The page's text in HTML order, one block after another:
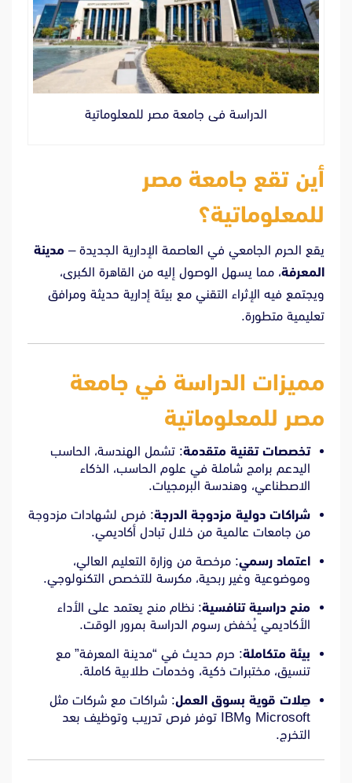
الدراسة فى جامعة مصر للمعلوماتية
أين تقع جامعة مصر
للمعلوماتية؟
يقع الحرم الجامعي في العاصمة الإدارية الجديدة – مدينة
المعرفة، مما يسهل الوصول إليه من القاهرة الكبرى،
ويجتمع فيه الإثراء التقني مع بيئة إدارية حديثة ومرافق
تعليمية متطورة.
مميزات الدراسة في جامعة
مصر للمعلوماتية
تخصصات تقنية متقدمة: تشمل الهندسة، الحاسب
اليدعم برامج شاملة في علوم الحاسب، الذكاء
الاصطناعي، وهندسة البرمجيات.
شراكات دولية مزدوجة الدرجة: فرص لشهادات مزدوجة
من جامعات عالمية من خلال تبادل أكاديمي.
اعتماد رسمي: مرخصة من وزارة التعليم العالي،
وموضوعية وغير ربحية، مكرسة للتخصص التكنولوجي.
منح دراسية تنافسية: نظام منح يعتمد على الأداء
الأكاديمي يُخفض رسوم الدراسة بمرور الوقت.
بيئة متكاملة: حرم حديث في “مدينة المعرفة” مع
تنسيق، مختبرات ذكية، وخدمات طلابية كاملة.
صِلات قوية بسوق العمل: شراكات مع شركات مثل
Microsoft وIBM توفر فرص تدريب وتوظيف بعد
التخرج.